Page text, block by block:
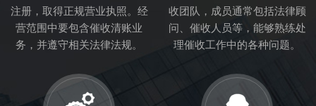
注册，取得正规营业执照。经
营范围中要包含催收清账业
务，并遵守相关法律法规。
收团队，成员通常包括法律顾
问、催收人员等，能够熟练处
理催收工作中的各种问题。